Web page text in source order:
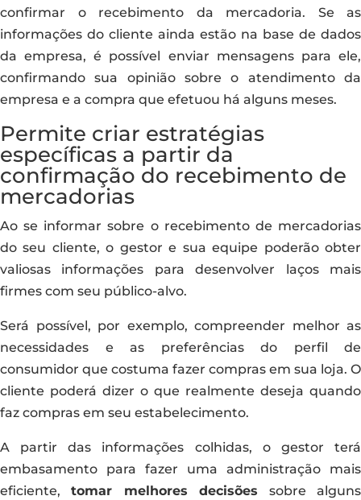
confirmar o recebimento da mercadoria. Se as
informações do cliente ainda estão na base de dados
da empresa, é possível enviar mensagens para ele,
confirmando sua opinião sobre o atendimento da
empresa e a compra que efetuou há alguns meses.
Permite criar estratégias
específicas a partir da
confirmação do recebimento de
mercadorias
Ao se informar sobre o recebimento de mercadorias
do seu cliente, o gestor e sua equipe poderão obter
valiosas informações para desenvolver laços mais
firmes com seu público-alvo.
Será possível, por exemplo, compreender melhor as
necessidades e as preferências do perfil de
consumidor que costuma fazer compras em sua loja. O
cliente poderá dizer o que realmente deseja quando
faz compras em seu estabelecimento.
A partir das informações colhidas, o gestor terá
embasamento para fazer uma administração mais
eficiente,tomar melhores decisões sobre alguns